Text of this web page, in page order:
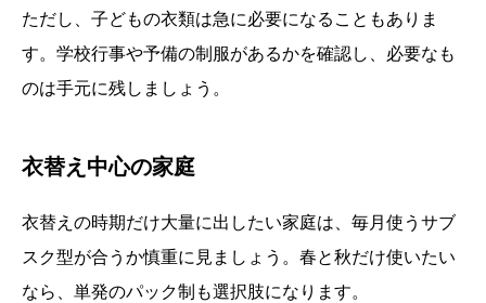
ただし、子どもの衣類は急に必要になることもありま
す。学校行事や予備の制服があるかを確認し、必要なも
のは手元に残しましょう。
衣替え中心の家庭
衣替えの時期だけ大量に出したい家庭は、毎月使うサブ
スク型が合うか慎重に見ましょう。春と秋だけ使いたい
なら、単発のパック制も選択肢になります。